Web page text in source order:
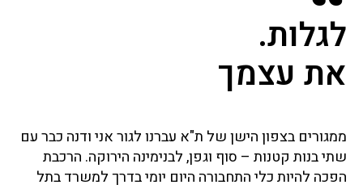
לגלות.
את עצמך
ממגורים בצפון הישן של ת"א עברנו לגור אני ודנה כבר עם
שתי בנות קטנות – סוף וגפן, לבנימינה הירוקה. הרכבת
הפכה להיות כלי התחבורה היום יומי בדרך למשרד בתל